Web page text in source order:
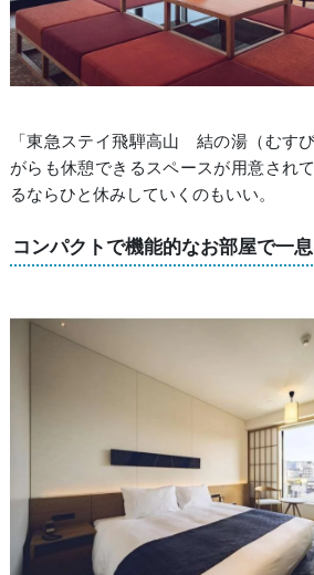
「東急ステイ飛騨高山 結の湯（むす
がらも休憩できるスペースが用意され
るならひと休みしていくのもいい。
コンパクトで機能的なお部屋で一息